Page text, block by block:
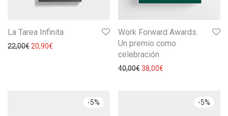
La Tarea Infinita
22,00€20,90€
Work Forward Awards.
Un premio como
celebración
40,00€38,00€
-5% -5%